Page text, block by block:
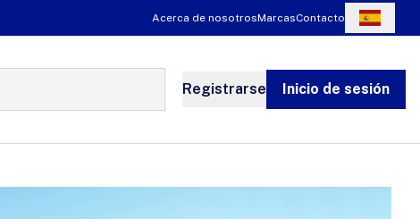
Acerca de nosotrosMarcasContacto
Registrarse
Inicio de sesión